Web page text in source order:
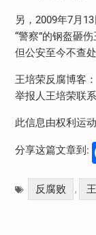
另，2009年7月
“警察”的钢盔砸
但公安至今不查处
王培荣反腐博客
举报人王培荣联
此信息由权利运
分享这篇文章到:
反腐败 ,